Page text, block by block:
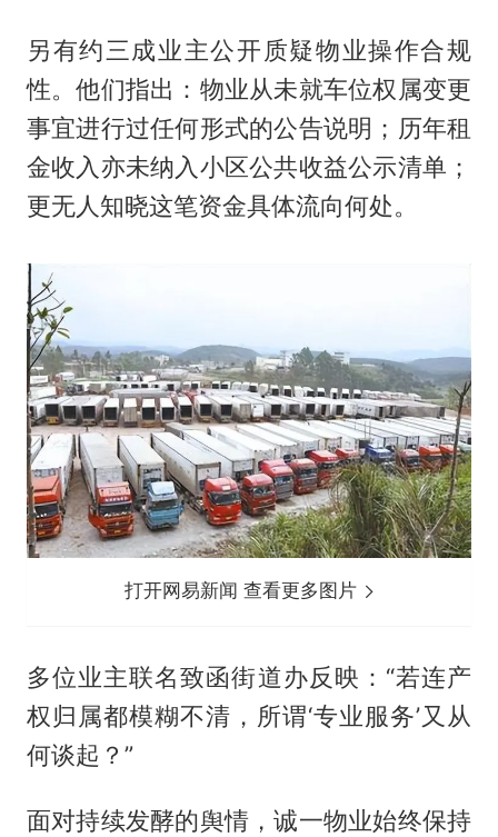
另有约三成业主公开质疑物业操作合规
性。他们指出：物业从未就车位权属变更
事宜进行过任何形式的公告说明；历年租
金收入亦未纳入小区公共收益公示清单；
更无人知晓这笔资金具体流向何处。
打开网易新闻 查看更多图片
多位业主联名致函街道办反映：“若连产
权归属都模糊不清，所谓‘专业服务’又从
何谈起？”
面对持续发酵的舆情，诚一物业始终保持